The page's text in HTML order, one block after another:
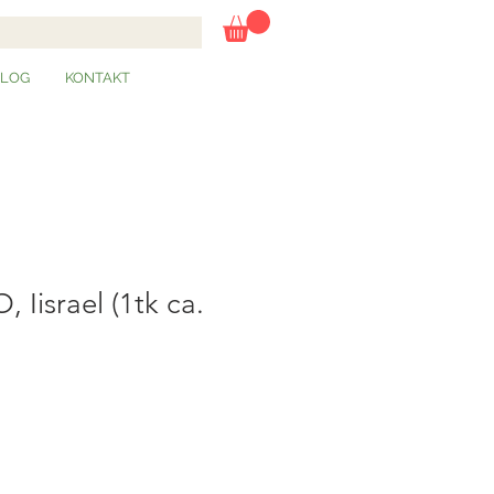
KONTAKT
Iisrael (1tk ca.